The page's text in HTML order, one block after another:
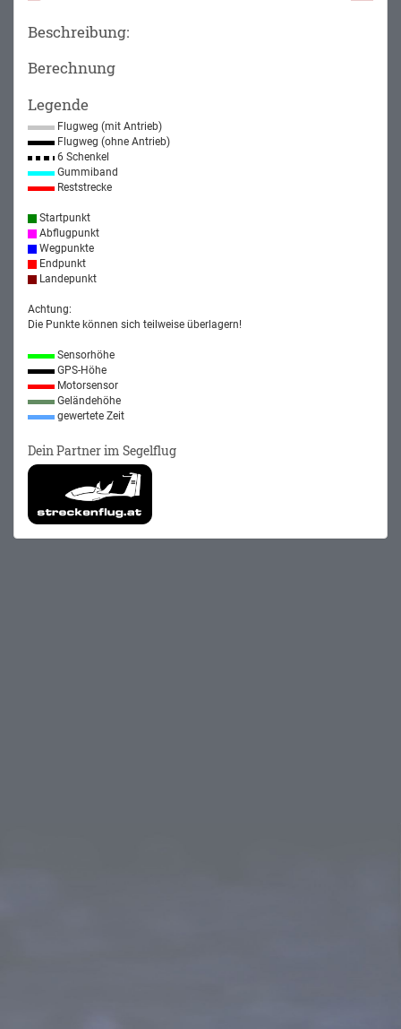
Beschreibung:
Berechnung
Legende
Flugweg (mit Antrieb)
Flugweg (ohne Antrieb)
6 Schenkel
Gummiband
Reststrecke
Startpunkt
Abflugpunkt
Wegpunkte
Endpunkt
Landepunkt
Achtung:
Die Punkte können sich teilweise überlagern!
Sensorhöhe
GPS-Höhe
Motorsensor
Geländehöhe
gewertete Zeit
Dein Partner im Segelflug